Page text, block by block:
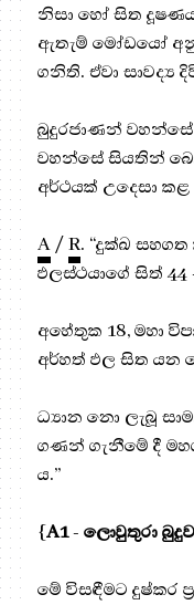
නිසා හෝ සිත
ඇතැම් මෝඩයෝ
ගනිති. ඒවා සාවද්‍ය
බුදුරජාණන්
වහන්සේ සියතින්
අර්ථයක් උදෙසා කළ
A /R. “දුක්ඛ
ඵලස්ථයාගේ සිත් 44
අහේතුක 18, මහා
අර්හත් ඵල සිත යන
ධ්‍යාන නො ලැබූ
ගණන් ගැනීමේ දී
ය.”
{A1-ලොවුතුරා
මේ විසඳීමට දුෂ්කර